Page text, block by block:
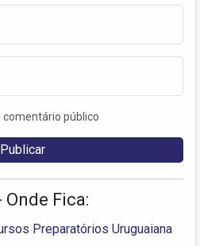
público
Fica:
Preparatórios Uruguaiana